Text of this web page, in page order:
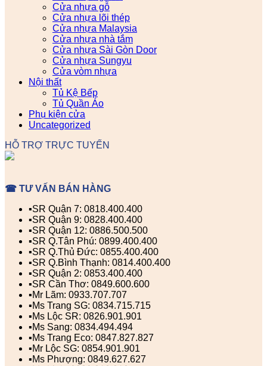
Cửa nhựa gỗ
Cửa nhựa lõi thép
Cửa nhựa Malaysia
Cửa nhựa nhà tắm
Cửa nhựa Sài Gòn Door
Cửa nhựa Sungyu
Cửa vòm nhựa
Nội thất
Tủ Kệ Bếp
Tủ Quần Áo
Phụ kiện cửa
Uncategorized
HỖ TRỢ TRỰC TUYẾN
☎ TƯ VẤN BÁN HÀNG
▪️SR Quận 7: 0818.400.400
▪️SR Quận 9: 0828.400.400
▪️SR Quận 12: 0886.500.500
▪️SR Q.Tân Phú: 0899.400.400
▪️SR Q.Thủ Đức: 0855.400.400
▪️SR Q.Bình Thạnh: 0814.400.400
▪️SR Quận 2: 0853.400.400
▪️SR Cần Thơ: 0849.600.600
▪️Mr Lãm: 0933.707.707
▪️Ms Trang SG: 0834.715.715
▪️Ms Lộc SR: 0826.901.901
▪️Ms Sang: 0834.494.494
▪️Ms Trang Eco: 0847.827.827
▪️Mr Lộc SG: 0854.901.901
▪️Ms Phượng: 0849.627.627